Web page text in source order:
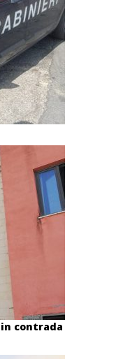
contrada